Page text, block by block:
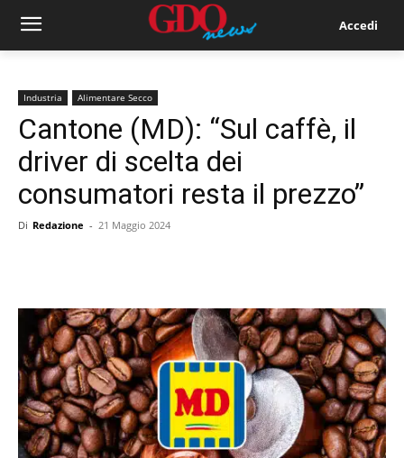
Accedi
Industria Alimentare Secco
Cantone (MD): “Sul caffè, il
driver di scelta dei
consumatori resta il prezzo”
Di Redazione - 21 Maggio 2024